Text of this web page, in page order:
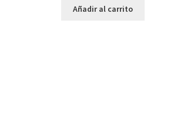
Añadir al carrito